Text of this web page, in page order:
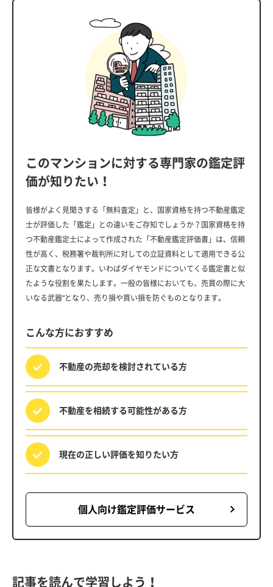
このマンションに対する専門家の鑑定評
価が知りたい！
皆様がよく見聞きする「無料査定」と、国家資格を持つ不動産鑑定
士が評価した「鑑定」との違いをご存知でしょうか？国家資格を持
つ不動産鑑定士によって作成された「不動産鑑定評価書」は、信頼
性が高く、税務署や裁判所に対しての立証資料として適用できる公
正な文書となります。いわばダイヤモンドについてくる鑑定書と似
たような役割を果たします。一般の皆様においても、売買の際に大
いなる武器”となり、売り損や買い損を防ぐものとなります。
こんな方におすすめ
不動産の売却を検討されている方
不動産を相続する可能性がある方
現在の正しい評価を知りたい方
個人向け鑑定評価サービス
記事を読んで学習しよう！